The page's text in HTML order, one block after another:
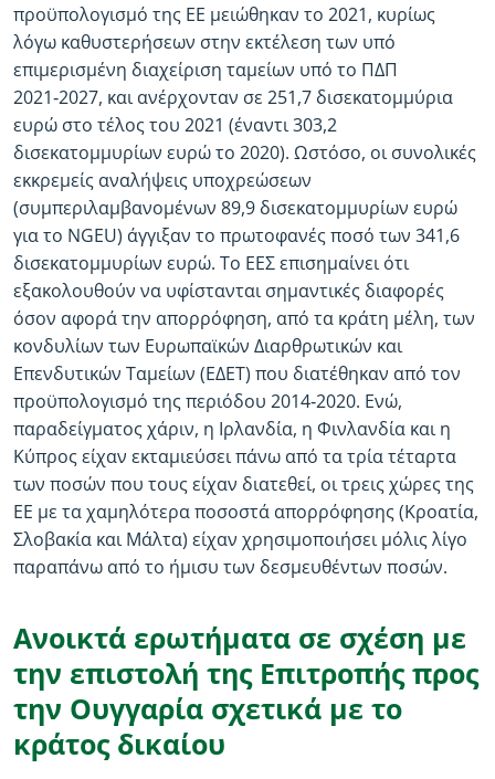
προϋπολογισμό της ΕΕ μειώθηκαν το 2021, κυρίως
λόγω καθυστερήσεων στην εκτέλεση των υπό
επιμερισμένη διαχείριση ταμείων υπό το ΠΔΠ
2021‑2027, και ανέρχονταν σε 251,7 δισεκατομμύρια
ευρώ στο τέλος του 2021 (έναντι 303,2
δισεκατομμυρίων ευρώ το 2020). Ωστόσο, οι συνολικές
εκκρεμείς αναλήψεις υποχρεώσεων
(συμπεριλαμβανομένων 89,9 δισεκατομμυρίων ευρώ
για το NGEU) άγγιξαν το πρωτοφανές ποσό των 341,6
δισεκατομμυρίων ευρώ. Το ΕΕΣ επισημαίνει ότι
εξακολουθούν να υφίστανται σημαντικές διαφορές
όσον αφορά την απορρόφηση, από τα κράτη μέλη, των
κονδυλίων των Ευρωπαϊκών Διαρθρωτικών και
Επενδυτικών Ταμείων (ΕΔΕΤ) που διατέθηκαν από τον
προϋπολογισμό της περιόδου 2014‑2020. Ενώ,
παραδείγματος χάριν, η Ιρλανδία, η Φινλανδία και η
Κύπρος είχαν εκταμιεύσει πάνω από τα τρία τέταρτα
των ποσών που τους είχαν διατεθεί, οι τρεις χώρες της
ΕΕ με τα χαμηλότερα ποσοστά απορρόφησης (Κροατία,
Σλοβακία και Μάλτα) είχαν χρησιμοποιήσει μόλις λίγο
παραπάνω από το ήμισυ των δεσμευθέντων ποσών.
Ανοικτά ερωτήματα σε σχέση με
την επιστολή της Επιτροπής προς
την Ουγγαρία σχετικά με το
κράτος δικαίου